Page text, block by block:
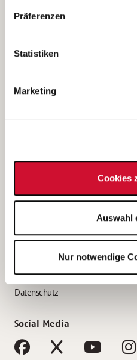
Ihre Einwilligung
indem Sie die Cookie-
unserer
Präferenzen
Statistiken
Marketing
Cookies
Auswahl
Nur notwendige
Kantstraße 45a
(Ein Tochterunternehmen des
e.V.)
Bewerbung als
Bewerbung als Erzieher*in
AWO Gliederungen nach
Impressum
Datenschutz
Social Media